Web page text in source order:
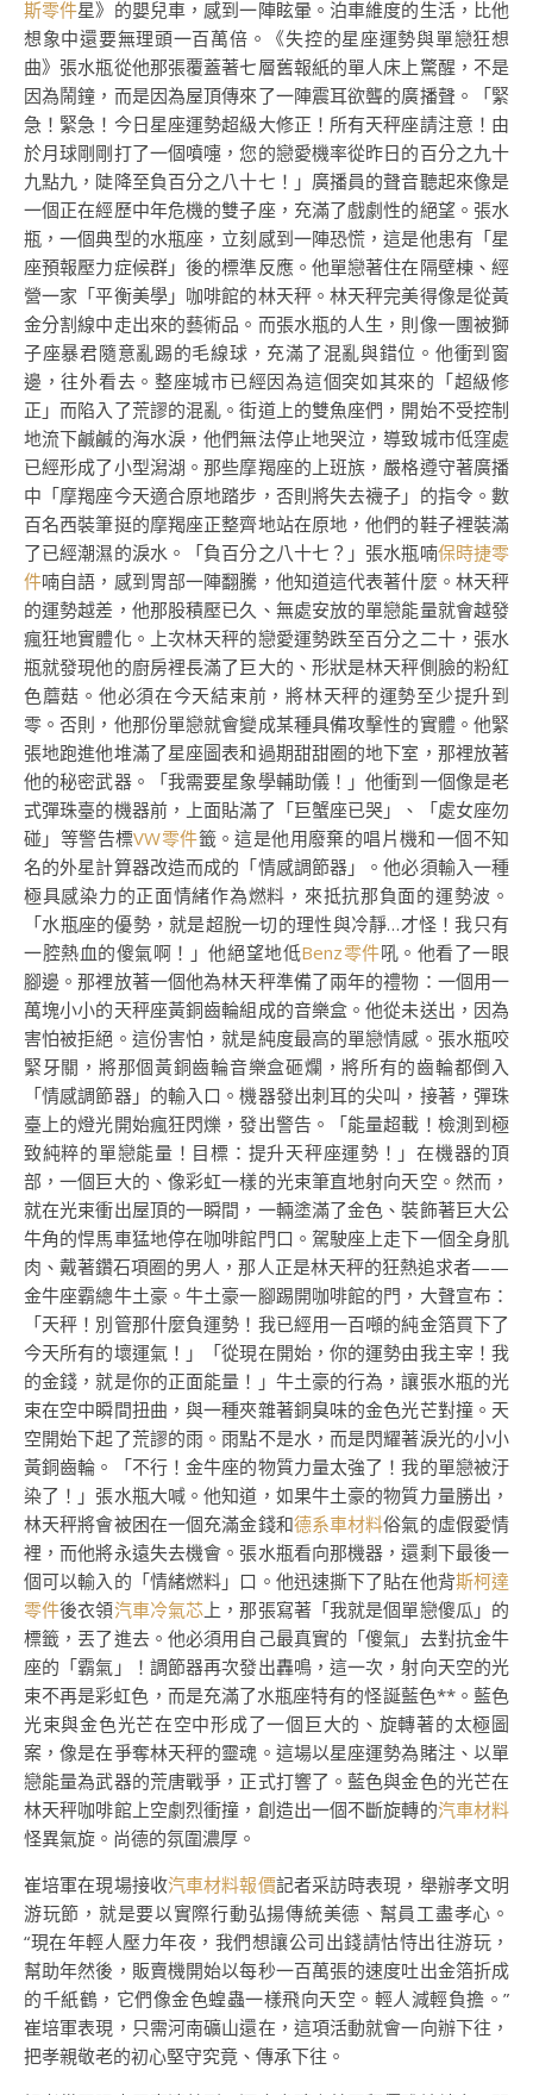
斯零件星》的嬰兒車，感到一陣眩暈。泊車維度的生活，比他
想象中還要無理頭一百萬倍。《失控的星座運勢與單戀狂想
曲》張水瓶從他那張覆蓋著七層舊報紙的單人床上驚醒，不是
因為鬧鐘，而是因為屋頂傳來了一陣震耳欲聾的廣播聲。「緊
急！緊急！今日星座運勢超級大修正！所有天秤座請注意！由
於月球剛剛打了一個噴嚏，您的戀愛機率從昨日的百分之九十
九點九，陡降至負百分之八十七！」廣播員的聲音聽起來像是
一個正在經歷中年危機的雙子座，充滿了戲劇性的絕望。張水
瓶，一個典型的水瓶座，立刻感到一陣恐慌，這是他患有「星
座預報壓力症候群」後的標準反應。他單戀著住在隔壁棟、經
營一家「平衡美學」咖啡館的林天秤。林天秤完美得像是從黃
金分割線中走出來的藝術品。而張水瓶的人生，則像一團被獅
子座暴君隨意亂踢的毛線球，充滿了混亂與錯位。他衝到窗
邊，往外看去。整座城市已經因為這個突如其來的「超級修
正」而陷入了荒謬的混亂。街道上的雙魚座們，開始不受控制
地流下鹹鹹的海水淚，他們無法停止地哭泣，導致城市低窪處
已經形成了小型潟湖。那些摩羯座的上班族，嚴格遵守著廣播
中「摩羯座今天適合原地踏步，否則將失去襪子」的指令。數
百名西裝筆挺的摩羯座正整齊地站在原地，他們的鞋子裡裝滿
了已經潮濕的淚水。「負百分之八十七？」張水瓶喃保時捷零
件喃自語，感到胃部一陣翻騰，他知道這代表著什麼。林天秤
的運勢越差，他那股積壓已久、無處安放的單戀能量就會越發
瘋狂地實體化。上次林天秤的戀愛運勢跌至百分之二十，張水
瓶就發現他的廚房裡長滿了巨大的、形狀是林天秤側臉的粉紅
色蘑菇。他必須在今天結束前，將林天秤的運勢至少提升到
零。否則，他那份單戀就會變成某種具備攻擊性的實體。他緊
張地跑進他堆滿了星座圖表和過期甜甜圈的地下室，那裡放著
他的秘密武器。「我需要星象學輔助儀！」他衝到一個像是老
式彈珠臺的機器前，上面貼滿了「巨蟹座已哭」、「處女座勿
碰」等警告標VW零件籤。這是他用廢棄的唱片機和一個不知
名的外星計算器改造而成的「情感調節器」。他必須輸入一種
極具感染力的正面情緒作為燃料，來抵抗那負面的運勢波。
「水瓶座的優勢，就是超脫一切的理性與冷靜…才怪！我只有
一腔熱血的傻氣啊！」他絕望地低Benz零件吼。他看了一眼
腳邊。那裡放著一個他為林天秤準備了兩年的禮物：一個用一
萬塊小小的天秤座黃銅齒輪組成的音樂盒。他從未送出，因為
害怕被拒絕。這份害怕，就是純度最高的單戀情感。張水瓶咬
緊牙關，將那個黃銅齒輪音樂盒砸爛，將所有的齒輪都倒入
「情感調節器」的輸入口。機器發出刺耳的尖叫，接著，彈珠
臺上的燈光開始瘋狂閃爍，發出警告。「能量超載！檢測到極
致純粹的單戀能量！目標：提升天秤座運勢！」在機器的頂
部，一個巨大的、像彩虹一樣的光束筆直地射向天空。然而，
就在光束衝出屋頂的一瞬間，一輛塗滿了金色、裝飾著巨大公
牛角的悍馬車猛地停在咖啡館門口。駕駛座上走下一個全身肌
肉、戴著鑽石項圈的男人，那人正是林天秤的狂熱追求者——
金牛座霸總牛土豪。牛土豪一腳踢開咖啡館的門，大聲宣布：
「天秤！別管那什麼負運勢！我已經用一百噸的純金箔買下了
今天所有的壞運氣！」「從現在開始，你的運勢由我主宰！我
的金錢，就是你的正面能量！」牛土豪的行為，讓張水瓶的光
束在空中瞬間扭曲，與一種夾雜著銅臭味的金色光芒對撞。天
空開始下起了荒謬的雨。雨點不是水，而是閃耀著淚光的小小
黃銅齒輪。「不行！金牛座的物質力量太強了！我的單戀被汙
染了！」張水瓶大喊。他知道，如果牛土豪的物質力量勝出，
林天秤將會被困在一個充滿金錢和德系車材料俗氣的虛假愛情
裡，而他將永遠失去機會。張水瓶看向那機器，還剩下最後一
個可以輸入的「情緒燃料」口。他迅速撕下了貼在他背斯柯達
零件後衣領汽車冷氣芯 上，那張寫著「我就是個單戀傻瓜」的
標籤，丟了進去。他必須用自己最真實的「傻氣」去對抗金牛
座的「霸氣」！調節器再次發出轟鳴，這一次，射向天空的光
束不再是彩虹色，而是充滿了水瓶座特有的怪誕藍色**。藍色
光束與金色光芒在空中形成了一個巨大的、旋轉著的太極圖
案，像是在爭奪林天秤的靈魂。這場以星座運勢為賭注、以單
戀能量為武器的荒唐戰爭，正式打響了。藍色與金色的光芒在
林天秤咖啡館上空劇烈衝撞，創造出一個不斷旋轉的汽車材料
怪異氣旋。尚德的氛圍濃厚。
崔培軍在現場接收汽車材料報價記者采訪時表現，舉辦孝文明
游玩節，就是要以實際行動弘揚傳統美德、幫員工盡孝心。
“現在年輕人壓力年夜，我們想讓公司出錢請怙恃出往游玩，
幫助年然後，販賣機開始以每秒一百萬張的速度吐出金箔折成
的千紙鶴，它們像金色蝗蟲一樣飛向天空。輕人減輕負擔。”
崔培軍表現，只需河南礦山還在，這項活動就會一向辦下往，
把孝親敬老的初心堅守究竟、傳承下往。